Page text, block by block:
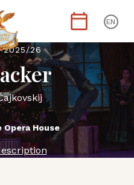
EN
2025/26
Opera House